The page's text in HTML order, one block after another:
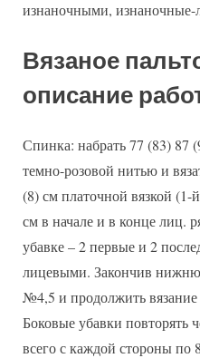
изнаночными,
Вязаное
описание
Спинка: набрать 77 (83)
темно-розовой нитью и
(8) см платочной вязкой (1-
см в начале и в конце лиц.
убавке – 2 первые и 2
лицевыми. Закончив
№4,5 и продолжить
Боковые убавки повторять
всего с каждой стороны по